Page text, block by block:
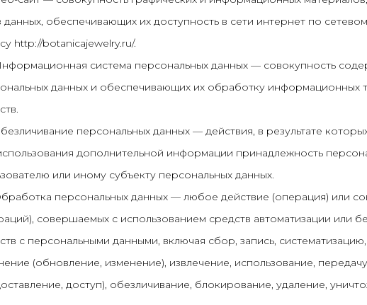
данных, обеспечивающих их доступность в сети интернет по
http://botanicajewelry.ru/.
система персональных данных — совокупность
данных и обеспечивающих их обработку информационных
персональных данных — действия, в результате
дополнительной информации принадлежность
или иному субъекту персональных данных.
персональных данных — любое действие (операция) или
совершаемых с использованием средств автоматизации или
с персональными данными, включая сбор, запись,
(обновление, изменение), извлечение, использование,
доступ), обезличивание, блокирование, удаление,